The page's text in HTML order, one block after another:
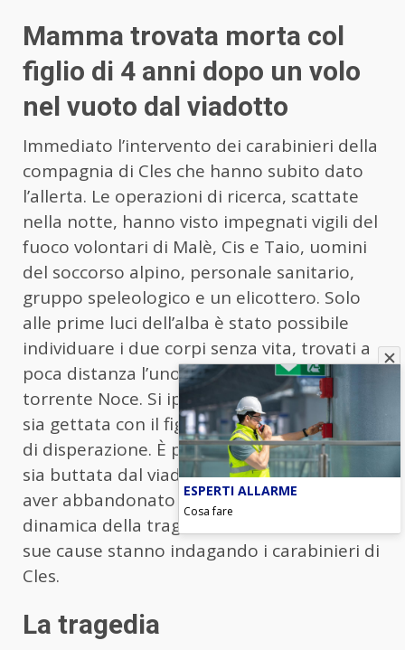
Mamma trovata morta col
figlio di 4 anni dopo un volo
nel vuoto dal viadotto
Immediato l’intervento dei carabinieri della
compagnia di Cles che hanno subito dato
l’allerta. Le operazioni di ricerca, scattate
nella notte, hanno visto impegnati vigili del
fuoco volontari di Malè, Cis e Taio, uomini
del soccorso alpino, personale sanitario,
gruppo speleologico e un elicottero. Solo
alle prime luci dell’alba è stato possibile
individuare i due corpi senza vita, trovati a
poca distanza l’uno dall’altra dal greto del
torrente Noce. Si ipotizza che la donna si
sia gettata con il figlio in un gesto estremo
di disperazione. È probabile che la donna si
sia buttata dal viadotto di Mostizzolo, dopo
aver abbandonato l’auto. Ora sulla
dinamica della tragedia familiare e sulle
sue cause stanno indagando i carabinieri di
Cles.
La tragedia
ESPERTI ALLARME
Cosa fare